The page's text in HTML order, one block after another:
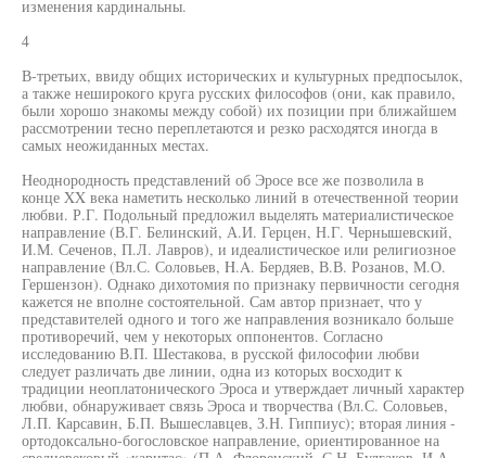
изменения кардинальны.
4
В-третьих, ввиду общих исторических и культурных предпосылок,
а также неширокого круга русских философов (они, как правило,
были хорошо знакомы между собой) их позиции при ближайшем
рассмотрении тесно переплетаются и резко расходятся иногда в
самых неожиданных местах.
Неоднородность представлений об Эросе все же позволила в
конце XX века наметить несколько линий в отечественной теории
любви. Р.Г. Подольный предложил выделять материалистическое
направление (В.Г. Белинский, А.И. Герцен, Н.Г. Чернышевский,
И.М. Сеченов, П.Л. Лавров), и идеалистическое или религиозное
направление (Вл.С. Соловьев, H.A. Бердяев, В.В. Розанов, М.О.
Гершензон). Однако дихотомия по признаку первичности сегодня
кажется не вполне состоятельной. Сам автор признает, что у
представителей одного и того же направления возникало больше
противоречий, чем у некоторых оппонентов. Согласно
исследованию В.П. Шестакова, в русской философии любви
следует различать две линии, одна из которых восходит к
традиции неоплатонического Эроса и утверждает личный характер
любви, обнаруживает связь Эроса и творчества (Вл.С. Соловьев,
Л.П. Карсавин, Б.П. Вышеславцев, З.Н. Гиппиус); вторая линия -
ортодоксально-богословское направление, ориентированное на